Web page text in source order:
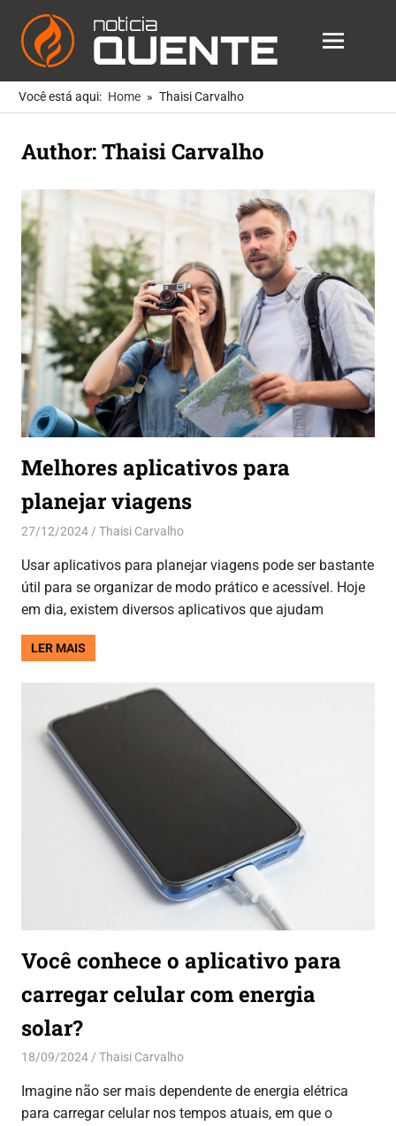
Skip
to
Notícia
Quente
Notícias
Mais
Para
MENU
Você está aqui: Home Thaisi Carvalho
Author:Thaisi Carvalho
Melhores aplicativos para
planejar viagens
27/12/2024 Thaisi CarvalhoAplicativos
Usar aplicativos para planejar viagens pode ser bastante
útil para se organizar de modo prático e acessível. Hoje
em dia, existem diversos aplicativos que ajudam
LER MAIS
Você conhece o aplicativo para
carregar celular com energia
solar?
18/09/2024 Thaisi CarvalhoAplicativos
Imagine não ser mais dependente de energia elétrica
para carregar celular nos tempos atuais, em que o